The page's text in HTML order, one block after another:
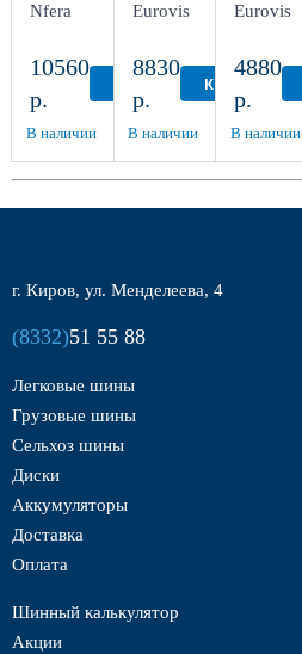
Nfera
235/60
10560
р.
В наличии
Eurovis
205/50R17
8830
р.
КУПИТЬ
В наличии
Eurovis
175/65
4880
р.
В наличии
г. Киров, ул. Менделеева, 4
(8332)51 55 88
Легковые шины
Грузовые шины
Сельхоз шины
Диски
Аккумуляторы
Доставка
Оплата
Шинный калькулятор
Акции